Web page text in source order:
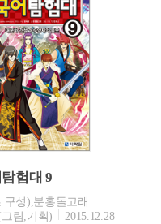
험대 9
구성),분홍돌고래
림,기획)
2015.12.28